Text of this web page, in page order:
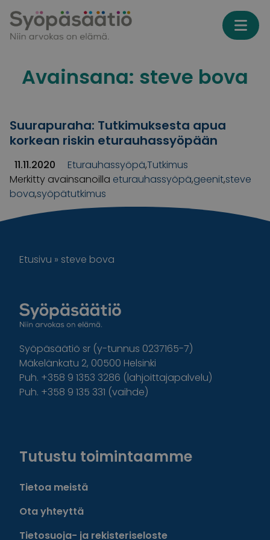
Avainsana: steve bova
Suurapuraha: Tutkimuksesta apua
korkean riskin eturauhassyöpään
11.11.2020 Eturauhassyöpä,Tutkimus
Merkitty avainsanoilla eturauhassyöpä,geenit,steve
bova,syöpätutkimus
Etusivu » steve bova
Syöpäsäätiö sr (y-tunnus 0237165-7)
Mäkelänkatu 2, 00500 Helsinki
Puh. +358 9 1353 3286 (lahjoittajapalvelu)
Puh. +358 9 135 331 (vaihde)
Tutustu toimintaamme
Tietoa meistä
Ota yhteyttä
Tietosuoja- ja rekisteriseloste